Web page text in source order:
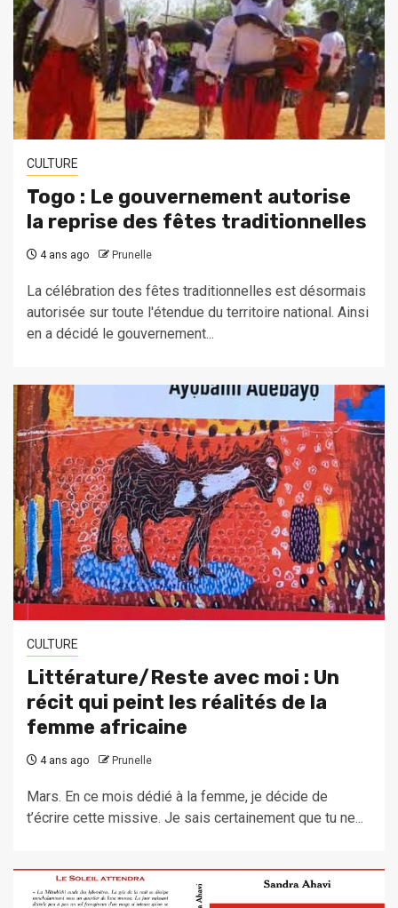
CULTURE
Togo : Le gouvernement autorise
la reprise des fêtes traditionnelles
4 ans ago Prunelle
La célébration des fêtes traditionnelles est désormais
autorisée sur toute l'étendue du territoire national. Ainsi
en a décidé le gouvernement...
CULTURE
Littérature/Reste avec moi : Un
récit qui peint les réalités de la
femme africaine
4 ans ago Prunelle
Mars. En ce mois dédié à la femme, je décide de
t’écrire cette missive. Je sais certainement que tu ne...